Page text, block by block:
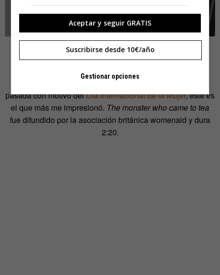
6.- Un cuento de terror real
De todos los contenidos que vi publicados la semana
pasada con motivo delDía Internacional de la Mujer, este es
el que más me impresionó. The monster who came to tea
fue difundido por la asociación británica womenaid y dura
2:20.
Aceptar y seguir GRATIS
Suscribirse desde 10€/año
Gestionar opciones